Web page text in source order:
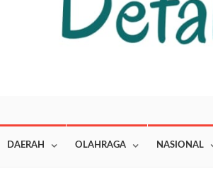
DAERAH OLAHRAGA NASIONAL